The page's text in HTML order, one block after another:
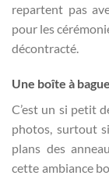
repartent pas
pour les
décontracté.
Une boîte à
C’est un si petit
photos, surtout
plans des
cette ambiance